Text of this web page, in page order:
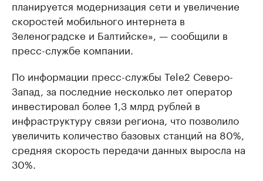
планируется модернизация сети и увеличение
скоростей мобильного интернета в
Зеленоградске и Балтийске», — сообщили в
пресс-службе компании.
По информации пресс-службы Tele2 Северо-
Запад, за последние несколько лет оператор
инвестировал более 1,3 млрд рублей в
инфраструктуру связи региона, что позволило
увеличить количество базовых станций на 80%,
средняя скорость передачи данных выросла на
30%.